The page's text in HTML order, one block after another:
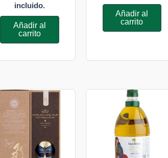
incluido.
Añadir al
carrito
Añadir al
carrito